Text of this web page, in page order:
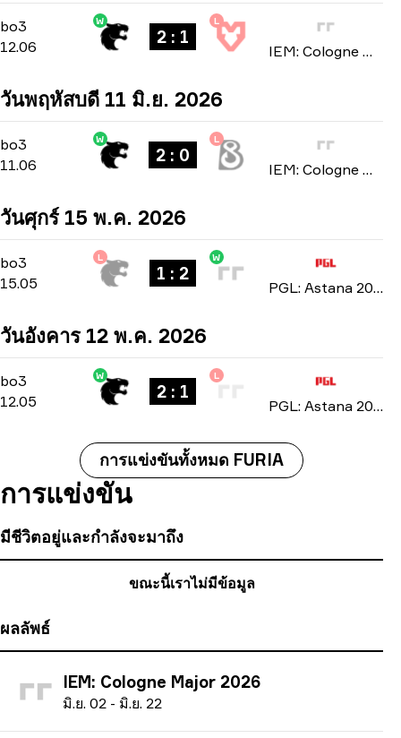
bo3
bo3
12.06
W
2 : 1
L
IEM: Cologne Major 2026
วันพฤหัสบดี 11 มิ.ย. 2026
bo3
bo3
11.06
W
2 : 0
L
IEM: Cologne Major 2026
วันศุกร์ 15 พ.ค. 2026
bo3 -bo3
15.05
L
1 : 2
W
PGL: Astana 2026
วันอังคาร 12 พ.ค. 2026
bo3 Group Stage-bo3
12.05
W
2 : 1
L
PGL: Astana 2026
การแข่งขันทั้งหมด FURIA
การแข่งขัน
มีชีวิตอยู่และกำลังจะมาถึง
ขณะนี้เราไม่มีข้อมูล
ผลลัพธ์
IEM: Cologne Major 2026
มิ.ย. 02 - มิ.ย. 22